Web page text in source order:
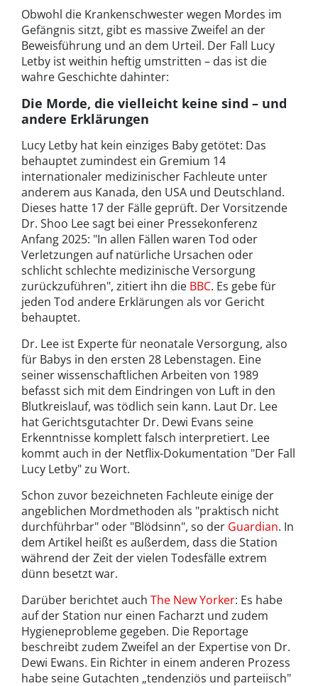
Obwohl die Krankenschwester wegen Mordes im
Gefängnis sitzt, gibt es massive Zweifel an der
Beweisführung und an dem Urteil. Der Fall Lucy
Letby ist weithin heftig umstritten – das ist die
wahre Geschichte dahinter:
Die Morde, die vielleicht keine sind – und
andere Erklärungen
Lucy Letby hat kein einziges Baby getötet: Das
behauptet zumindest ein Gremium 14
internationaler medizinischer Fachleute unter
anderem aus Kanada, den USA und Deutschland.
Dieses hatte 17 der Fälle geprüft. Der Vorsitzende
Dr. Shoo Lee sagt bei einer Pressekonferenz
Anfang 2025: "In allen Fällen waren Tod oder
Verletzungen auf natürliche Ursachen oder
schlicht schlechte medizinische Versorgung
zurückzuführen", zitiert ihn die BBC. Es gebe für
jeden Tod andere Erklärungen als vor Gericht
behauptet.
Dr. Lee ist Experte für neonatale Versorgung, also
für Babys in den ersten 28 Lebenstagen. Eine
seiner wissenschaftlichen Arbeiten von 1989
befasst sich mit dem Eindringen von Luft in den
Blutkreislauf, was tödlich sein kann. Laut Dr. Lee
hat Gerichtsgutachter Dr. Dewi Evans seine
Erkenntnisse komplett falsch interpretiert. Lee
kommt auch in der Netflix-Dokumentation "Der Fall
Lucy Letby" zu Wort.
Schon zuvor bezeichneten Fachleute einige der
angeblichen Mordmethoden als "praktisch nicht
durchführbar" oder "Blödsinn", so der Guardian. In
dem Artikel heißt es außerdem, dass die Station
während der Zeit der vielen Todesfälle extrem
dünn besetzt war.
Darüber berichtet auch The New Yorker: Es habe
auf der Station nur einen Facharzt und zudem
Hygieneprobleme gegeben. Die Reportage
beschreibt zudem Zweifel an der Expertise von Dr.
Dewi Ewans. Ein Richter in einem anderen Prozess
habe seine Gutachten „tendenziös und parteiisch"